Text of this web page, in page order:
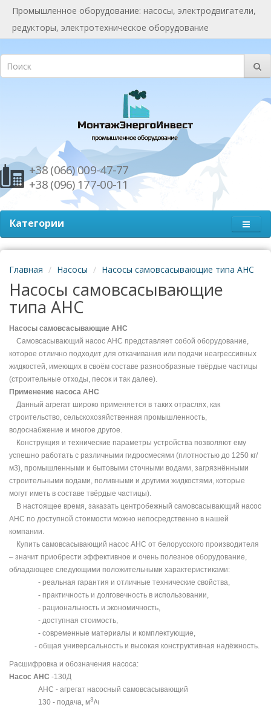
Промышленное оборудование: насосы, электродвигатели,
редукторы, электротехническое оборудование
+38 (066) 009-47-77
+38 (096) 177-00-11
Категории
Главная Насосы Насосы самовсасывающие типа АНС
Насосы самовсасывающие
типа АНС
Насосы самовсасывающие АНС
Самовсасывающий насос АНС представляет собой оборудование,
которое отлично подходит для откачивания или подачи неагрессивных
жидкостей, имеющих в своём составе разнообразные твёрдые частицы
(строительные отходы, песок и так далее).
Применение насоса АНС
Данный агрегат широко применяется в таких отраслях, как
строительство, сельскохозяйственная промышленность,
водоснабжение и многое другое.
Конструкция и технические параметры устройства позволяют ему
успешно работать с различными гидросмесями (плотностью до 1250 кг/
м3), промышленными и бытовыми сточными водами, загрязнёнными
строительными водами, поливными и другими жидкостями, которые
могут иметь в составе твёрдые частицы).
В настоящее время, заказать центробежный самовсасывающий насос
АНС по доступной стоимости можно непосредственно в нашей
компании.
Купить самовсасывающий насос АНС от белорусского производителя
– значит приобрести эффективное и очень полезное оборудование,
обладающее следующими положительными характеристиками:
- реальная гарантия и отличные технические свойства,
- практичность и долговечность в использовании,
- рациональность и экономичность,
- доступная стоимость,
- современные материалы и комплектующие,
- общая универсальность и высокая конструктивная надёжность.
Расшифровка и обозначения насоса:
Насос АНС -130Д
АНС - агрегат насосный самовсасывающий
130 - подача, м3/ч